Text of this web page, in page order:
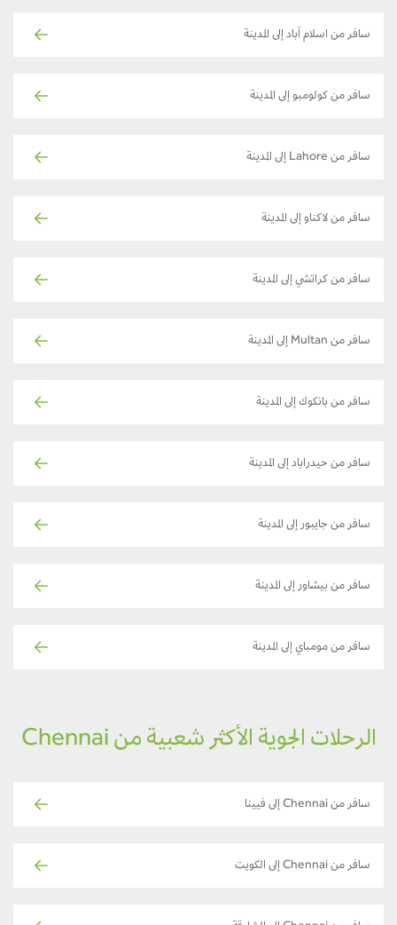
سافر من اسلام آباد إلى المدينة
سافر من كولومبو إلى المدينة
سافر من Lahore إلى المدينة
سافر من لاكناو إلى المدينة
سافر من كراتشي إلى المدينة
سافر من Multan إلى المدينة
سافر من بانكوك إلى المدينة
سافر من حيدراباد إلى المدينة
سافر من جايبور إلى المدينة
سافر من بيشاور إلى المدينة
سافر من مومباي إلى المدينة
الرحلات الجوية الأكثر شعبية من Chennai
سافر من Chennai إلى فيينا
سافر من Chennai إلى الكويت